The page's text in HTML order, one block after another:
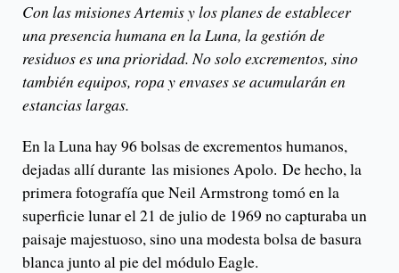
Con las misiones Artemis y los planes de establecer
una presencia humana en la Luna, la gestión de
residuos es una prioridad. No solo excrementos, sino
también equipos, ropa y envases se acumularán en
estancias largas.
En la Luna hay 96 bolsas de excrementos humanos,
dejadas allí durante las misiones Apolo. De hecho, la
primera fotografía que Neil Armstrong tomó en la
superficie lunar el 21 de julio de 1969 no capturaba un
paisaje majestuoso, sino una modesta bolsa de basura
blanca junto al pie del módulo Eagle.